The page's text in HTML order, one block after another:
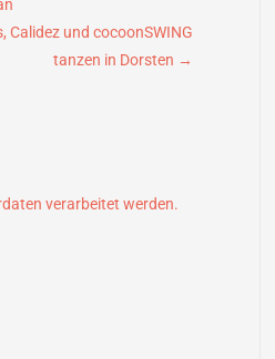
Calidez und cocoonSWING
tanzen in Dorsten →
verarbeitet werden.